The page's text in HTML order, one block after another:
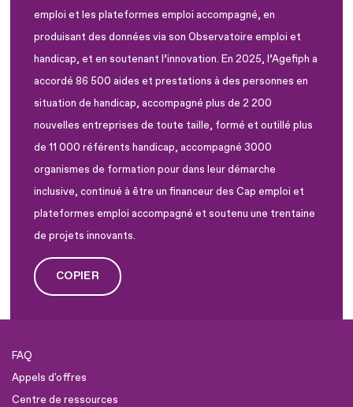
emploi et les plateformes emploi accompagné, en
produisant des données via son Observatoire emploi et
handicap, et en soutenant l’innovation. En 2025, l’Agefiph a
accordé 86 500 aides et prestations à des personnes en
situation de handicap, accompagné plus de 2 200
nouvelles entreprises de toute taille, formé et outillé plus
de 11 000 référents handicap, accompagné 3000
organismes de formation pour dans leur démarche
inclusive, continué à être un financeur des Cap emploi et
plateformes emploi accompagné et soutenu une trentaine
de projets innovants.
COPIER
FAQ
Appels d'offres
Centre de ressources